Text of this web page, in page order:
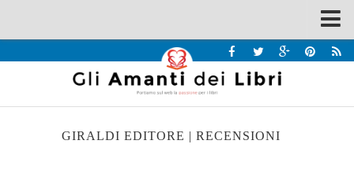
Recensioni
Interviste & Incontri
GIRALDI EDITORE | RECENSIONI